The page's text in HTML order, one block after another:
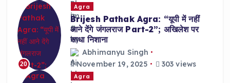
20
Agra
Brijesh Pathak Agra: “यूपी में नहीं
आने देंगे जंगलराज Part-2”; अखिलेश पर
साधा निशाना
Abhimanyu Singh
November 19, 2025
303 views
Agra